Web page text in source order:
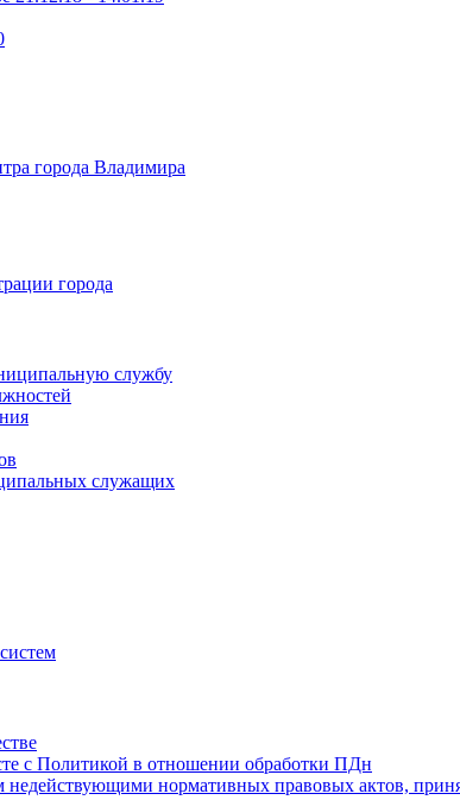
города Владимира
города
службу
служащих
с Политикой в отношении обработки ПДн
недействующими нормативных правовых актов,